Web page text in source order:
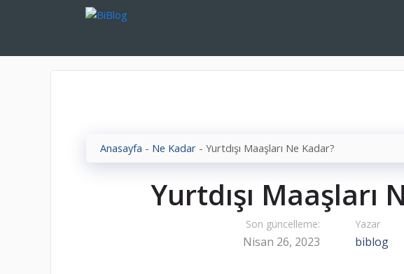
Anasayfa - Ne Kadar - Yurtdışı Maaşları Ne Kadar?
Yurtdışı Maaşları
Son güncelleme:
Nisan 26, 2023
Yazar
biblog